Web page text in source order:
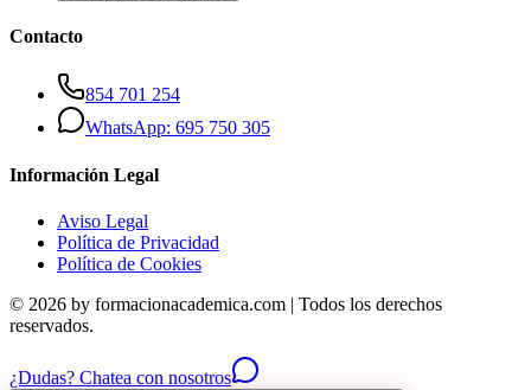
Contacto
854 701 254
WhatsApp: 695 750 305
Información Legal
Aviso Legal
Política de Privacidad
Política de Cookies
© 2026 by formacionacademica.com | Todos los derechos
reservados.
¿Dudas? Chatea con nosotros